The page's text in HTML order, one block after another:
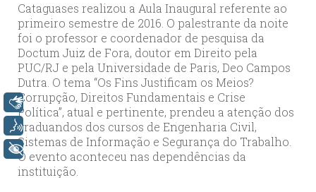
Cataguases realizou a Aula Inaugural referente ao
primeiro semestre de 2016. O palestrante da noite
foi o professor e coordenador de pesquisa da
Doctum Juiz de Fora, doutor em Direito pela
PUC/RJ e pela Universidade de Paris, Deo Campos
Dutra. O tema “Os Fins Justificam os Meios?
Corrupção, Direitos Fundamentais e Crise
Política”, atual e pertinente, prendeu a atenção dos
graduandos dos cursos de Engenharia Civil,
Sistemas de Informação e Segurança do Trabalho.
O evento aconteceu nas dependências da
instituição.
Libras
Voz
+ Acessibilidade